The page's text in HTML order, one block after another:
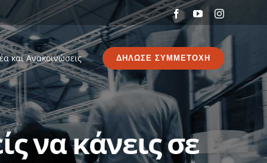
FacebookYouTubeInstagram
και Ανακοινώσεις ΔΗΛΩΣΕ ΣΥΜΜΕΤΟΧΗ
να κάνεις σε